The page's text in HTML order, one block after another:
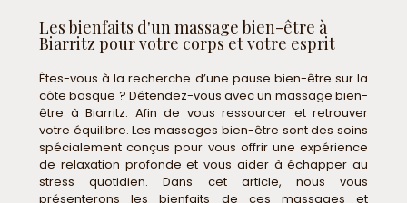
Les bienfaits d'un massage bien-être à
Biarritz pour votre corps et votre esprit
Êtes-vous à la recherche d’une pause bien-être sur la
côte basque ? Détendez-vous avec un massage bien-
être à Biarritz. Afin de vous ressourcer et retrouver
votre équilibre. Les massages bien-être sont des soins
spécialement conçus pour vous offrir une expérience
de relaxation profonde et vous aider à échapper au
stress quotidien. Dans cet article, nous vous
présenterons les bienfaits de ces massages et